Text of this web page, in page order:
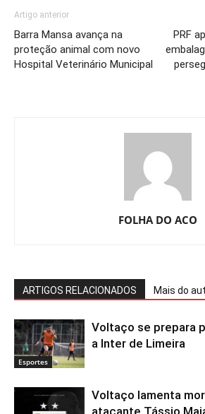
Artigo anterior
Barra Mansa avança na
proteção animal com novo
Hospital Veterinário Municipal
PRF
FOLHA DO ACO
ARTIGOS RELACIONADOS Mais do
Esportes
Voltaço se prepara
a Inter de Limeira
Voltaço lamenta